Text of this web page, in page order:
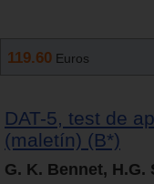
119.60 Euros
DAT-5, test de
(maletín) (B*)
G. K. Bennet, H.G.